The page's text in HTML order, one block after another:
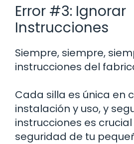
Error #3: Ignorar
Instrucciones
Siempre, siempre,
instrucciones del
Cada silla es única en
instalación y uso, y
instrucciones es
seguridad de tu